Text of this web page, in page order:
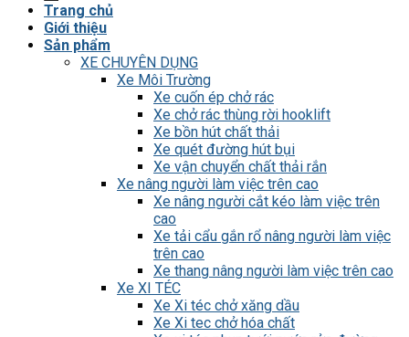
Trang chủ
Giới thiệu
Sản phẩm
XE CHUYÊN DỤNG
Xe Môi Trường
Xe cuốn ép chở rác
Xe chở rác thùng rời hooklift
Xe bồn hút chất thải
Xe quét đường hút bụi
Xe vận chuyển chất thải rắn
Xe nâng người làm việc trên cao
Xe nâng người cắt kéo làm việc trên
cao
Xe tải cẩu gắn rổ nâng người làm việc
trên cao
Xe thang nâng người làm việc trên cao
Xe XI TÉC
Xe Xi téc chở xăng dầu
Xe Xi tec chở hóa chất